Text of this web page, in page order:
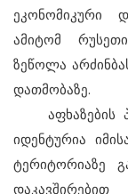
ეკონომიკური
ამიტომ
ზეწოლა
დათმობაზე.
აფხაზების
იდენტურია
ტერიტორიაზე